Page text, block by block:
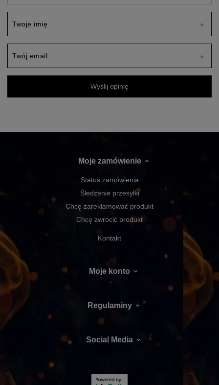
Twoje imię
Twój email
Wyślij opinię
Moje zamówienie
Status zamówienia
Śledzenie przesyłki
Chcę zareklamować produkt
Chcę zwrócić produkt
Kontakt
Moje konto
Regulaminy
Social Media